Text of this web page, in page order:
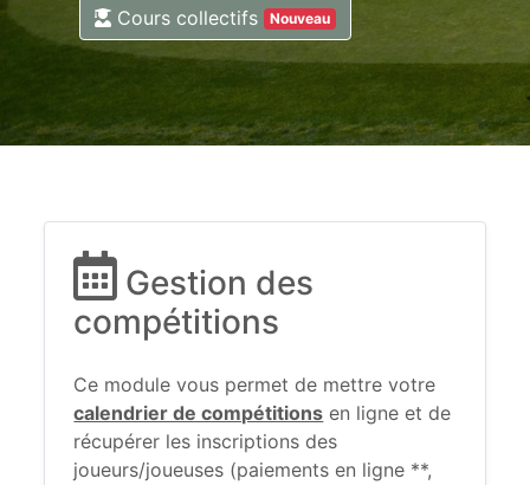
Cours collectifs Nouveau
Gestion des
compétitions
Ce module vous permet de mettre votre
calendrier de compétitions en ligne et de
récupérer les inscriptions des
joueurs/joueuses (paiements en ligne **,